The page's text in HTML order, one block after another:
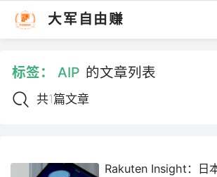
大军自由赚
标签： AIP 的文章列表
共1篇文章
Rakuten Insight：日